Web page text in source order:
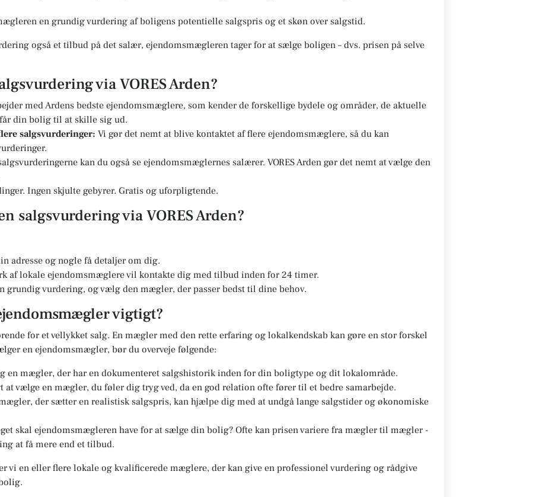
en grundig vurdering af boligens potentielle salgspris og et skøn over salgstid.
også et tilbud på det salær, ejendomsmægleren tager for at sælge boligen – dvs. prisen på selve
via VORES Arden?
med Ardens bedste ejendomsmæglere, som kender de forskellige bydele og områder, de aktuelle
din bolig til at skille sig ud.
salgsvurderinger: Vi gør det nemt at blive kontaktet af flere ejendomsmæglere, så du kan
kan du også se ejendomsmæglernes salærer. VORES Arden gør det nemt at vælge den
Ingen skjulte gebyrer. Gratis og uforpligtende.
salgsvurdering via VORES Arden?
adresse og nogle få detaljer om dig.
af lokale ejendomsmæglere vil kontakte dig med tilbud inden for 24 timer.
grundig vurdering, og vælg den mægler, der passer bedst til dine behov.
vigtigt?
for et vellykket salg. En mægler med den rette erfaring og lokalkendskab kan gøre en stor forskel
en ejendomsmægler, bør du overveje følgende:
en mægler, der har en dokumenteret salgshistorik inden for din boligtype og dit lokalområde.
at vælge en mægler, du føler dig tryg ved, da en god relation ofte fører til et bedre samarbejde.
der sætter en realistisk salgspris, kan hjælpe dig med at undgå lange salgstider og økonomiske
skal ejendomsmægleren have for at sælge din bolig? Ofte kan prisen variere fra mægler til mægler -
at få mere end et tilbud.
vi en eller flere lokale og kvalificerede mæglere, der kan give en professionel vurdering og rådgive